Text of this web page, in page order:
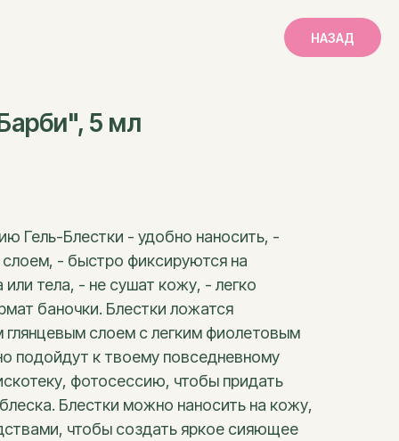
НАЗАД
5 мл
Гель-Блестки - удобно наносить, -
- быстро фиксируются на
тела, - не сушат кожу, - легко
баночки. Блестки ложатся
слоем с легким фиолетовым
подойдут к твоему повседневному
фотосессию, чтобы придать
Блестки можно наносить на кожу,
чтобы создать яркое сияющее